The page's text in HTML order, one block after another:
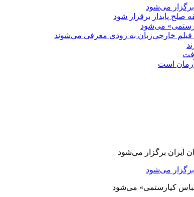
برگزار می‌شود
صلح پایدار برقرار شود
می‌شود
فیلم خارجی‌زبان به زودی معرفی می‌شوند
آرمان است
برگزار می‌شود